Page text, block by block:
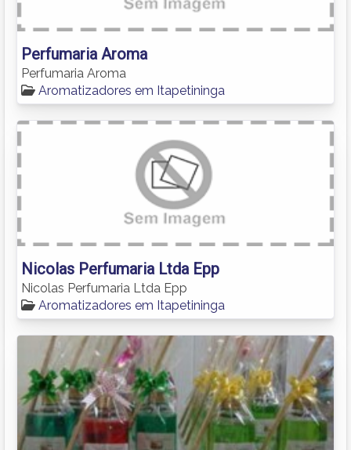
Perfumaria Aroma
Perfumaria Aroma
Aromatizadores em Itapetininga
Nicolas Perfumaria Ltda Epp
Nicolas Perfumaria Ltda Epp
Aromatizadores em Itapetininga